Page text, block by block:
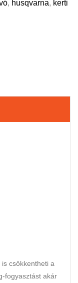
, husqvarna, kerti
csökkentheti a
fogyasztást akár